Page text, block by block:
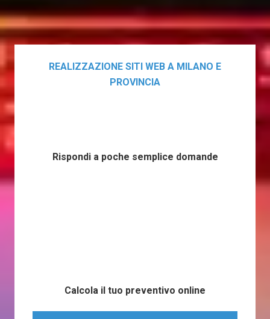
REALIZZAZIONE SITI WEB A MILANO E
PROVINCIA
Rispondi a poche semplice domande
Calcola il tuo preventivo online